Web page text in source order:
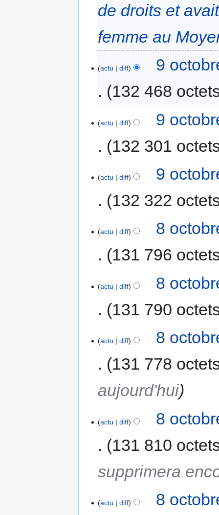
de droits et
femme au
actu diff
9
132 468
actu diff
9
132 301
actu diff
9
132 322
actu diff
8
131 796
actu diff
8
131 790
actu diff
8
131 778
aujourd'hui
actu diff
8
131 810
supprimera
actu diff
8